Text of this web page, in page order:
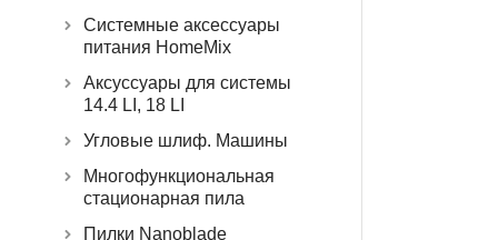
Системные аксессуары
питания HomeMix
Аксуссуары для системы
14.4 LI, 18 LI
Угловые шлиф. Машины
Многофункциональная
стационарная пила
Пилки Nanoblade